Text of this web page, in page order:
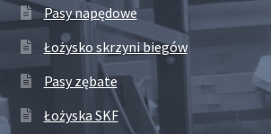
Pasy napędowe
Łożysko skrzyni biegów
Pasy zębate
Łożyska SKF